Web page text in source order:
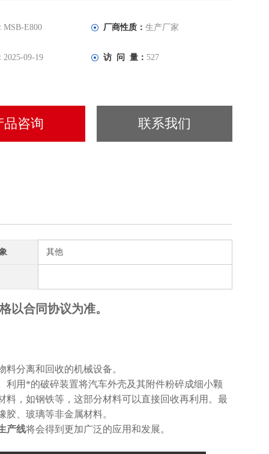
MSB-E800 厂商性质： 生产厂家
2025-09-19 访 问 量： 527
品咨询 联系我们
其他
以合同协议为准。
分离和回收的机械设备。
利用*的破碎装置将汽车外壳及其附件粉碎成细小颗
，如钢铁等，这部分材料可以直接回收再利用。最
、玻璃等非金属材料。
产线将会得到更加广泛的应用和发展。